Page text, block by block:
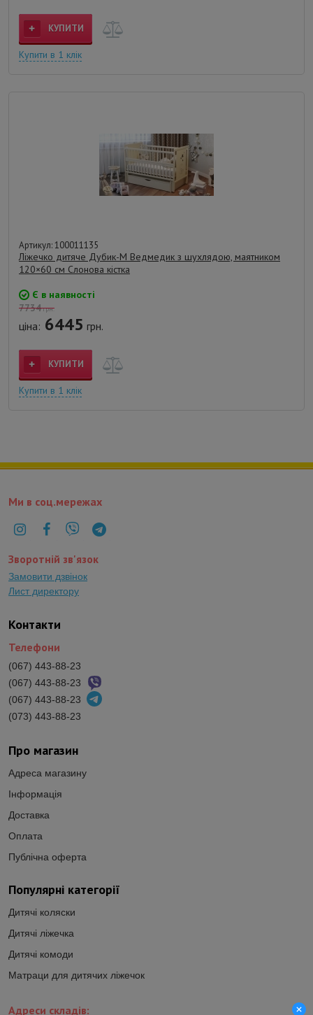
КУПИТИ
Купити в 1 клік
Артикул: 100011135
Ліжечко дитяче Дубик-М Ведмедик з шухлядою, маятником
120×60 см Слонова кістка
Є в наявності
7734грн.
ціна: 6445 грн.
КУПИТИ
Купити в 1 клік
Популярні категорії
Дитячі коляски
Дитячі ліжечка
Дитячі комоди
Матраци для дитячих ліжечок
Про магазин
Адреса магазину
Інформація
Доставка
Оплата
Публічна оферта
Контакти
Телефони
(067) 443-88-23
(067) 443-88-23
(067) 443-88-23
(073) 443-88-23
Адреси складів:
Ми в соц.мережах
Зворотній зв'язок
Замовити дзвінок
Лист директору